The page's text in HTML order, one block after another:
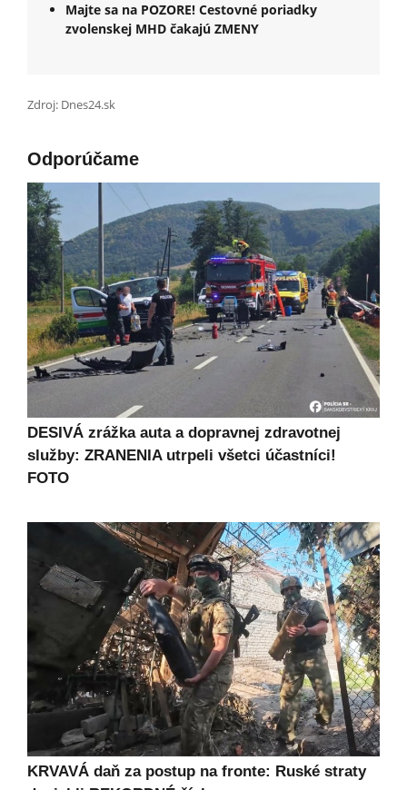
Majte sa na POZORE! Cestovné poriadky
zvolenskej MHD čakajú ZMENY
Zdroj: Dnes24.sk
Odporúčame
DESIVÁ zrážka auta a dopravnej zdravotnej
služby: ZRANENIA utrpeli všetci účastníci!
FOTO
KRVAVÁ daň za postup na fronte: Ruské straty